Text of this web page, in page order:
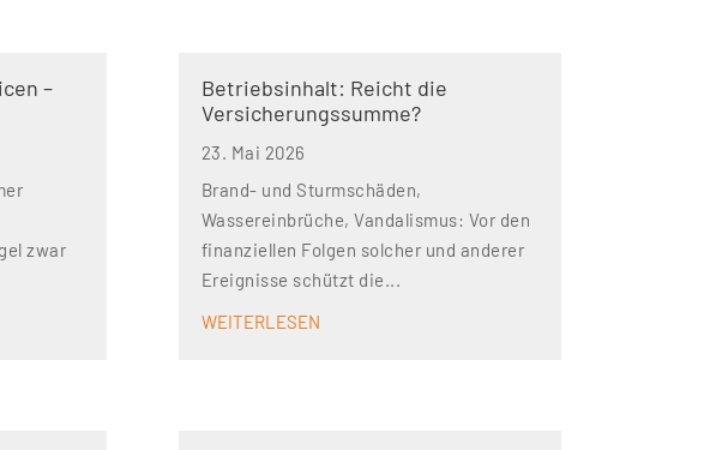
–
zwar
Betriebsinhalt: Reicht die
Versicherungs­summe?
23. Mai 2026
Brand- und Sturmschäden,
Wassereinbrüche, Vandalismus: Vor den
finanziellen Folgen solcher und anderer
Ereignisse schützt die...
WEITERLESEN